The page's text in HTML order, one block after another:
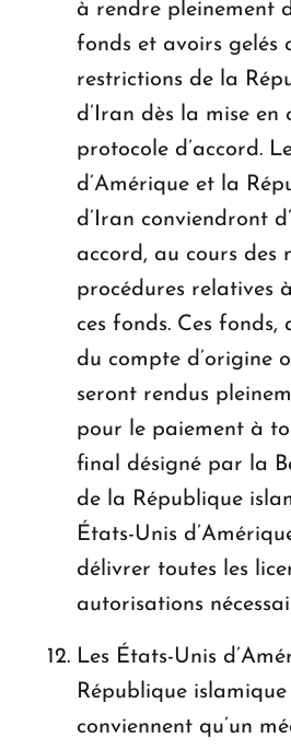
à rendre pleinement
fonds et avoirs gelés
restrictions de la
d’Iran dès la mise
protocole d’accord.
d’Amérique et la
d’Iran conviendront
accord, au cours des
procédures relatives
ces fonds. Ces fonds,
du compte d’origine
seront rendus
pour le paiement à
final désigné par la
de la République
États-Unis
délivrer toutes les
autorisations
Les États-Unis
République islamique
conviennent qu’un